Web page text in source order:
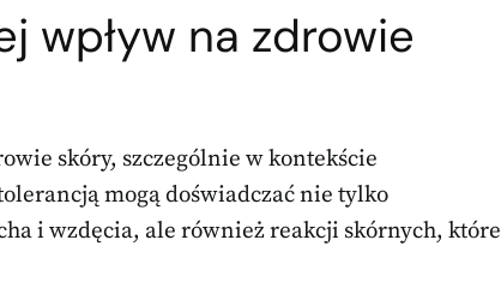
wpływ na zdrowie
skóry, szczególnie w kontekście
mogą doświadczać nie tylko
i wzdęcia, ale również reakcji skórnych, które